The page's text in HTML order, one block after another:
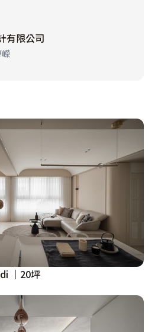
華美韻味。
計有限公司】提供
有限公司
│20坪